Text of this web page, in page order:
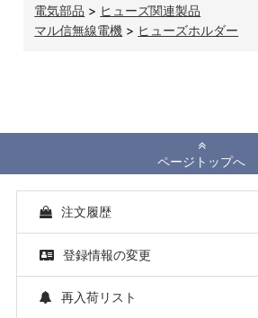
電気部品 > ヒューズ関連製品
マル信無線電機 > ヒューズホルダー
ページトップへ
注文履歴
登録情報の変更
再入荷リスト